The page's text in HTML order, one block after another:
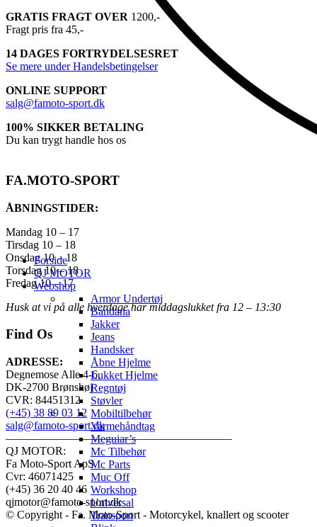
Forside
QJ MOTOR
Webshop
Armor Undertøj
Bandana
Jakker
Jeans
Handsker
Åbne Hjelme
Lukket Hjelme
Regntøj
Støvler
Mobiltilbehør
Varmehåndtag
Meguiar’s
Mc Tilbehør
Mc Parts
Muc Off
Workshop
Universal
Transport
GRATIS FRAGT OVER 1200,-
Fragt pris fra 45,-
14 DAGES FORTRYDELSESRET
Se mere under Handelsbetingelser
ONLINE SUPPORT
salg@famoto-sport.dk
100% SIKKER BETALING
Du kan trygt handle hos os
FA.MOTO-SPORT
ÅBNINGSTIDER:
Mandag 10 – 17
Tirsdag 10 – 18
Onsdag 10 – 18
Torsdag 10 – 18
Fredag 10 – 17
Husk at vi på alle hverdage har middagslukket fra 12 – 13:30
Find Os
ADRESSE:
Degnemose Alle 4-6,
DK-2700 Brønshøj
CVR: 84451312
(+45) 38 89 03 12
salg@famoto-sport.dk
————————————————————
QJ MOTOR:
Fa Moto-Sport ApS
Cvr: 46071425
(+45) 36 20 40 46
qjmotor@famoto-sport.dk
© Copyright - Fa. Moto-Sport - Motorcykel, knallert og scooter